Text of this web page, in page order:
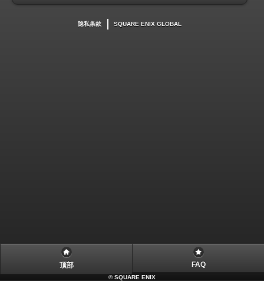
隐私条款 SQUARE ENIX GLOBAL
顶部 FAQ
©SQUARE ENIX